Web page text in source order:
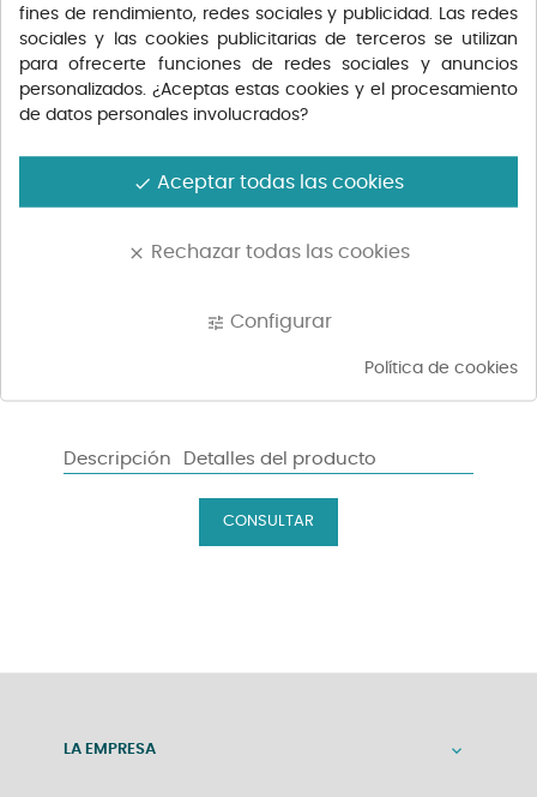
14,12 €
Impuestos incluidos
AÑADIR A LA CESTA
Descripción Detalles del producto
LA EMPRESA 
fines de rendimiento, redes sociales y publicidad. Las redes
sociales y las cookies publicitarias de terceros se utilizan
para ofrecerte funciones de redes sociales y anuncios
personalizados. ¿Aceptas estas cookies y el procesamiento
de datos personales involucrados?
done Aceptar todas las cookies
clear Rechazar todas las cookies
tune Configurar
Política de cookies